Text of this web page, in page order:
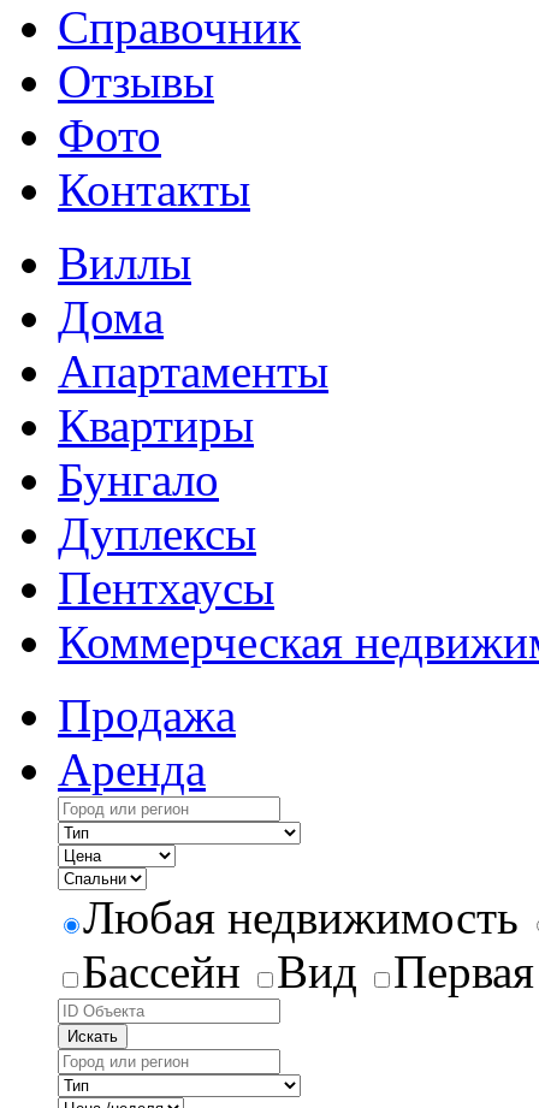
Справочник
Отзывы
Фото
Контакты
Виллы
Дома
Апартаменты
Квартиры
Бунгало
Дуплексы
Пентхаусы
Коммерческая
Продажа
Аренда
Любая недвижимость
Бассейн
Вид
Искать